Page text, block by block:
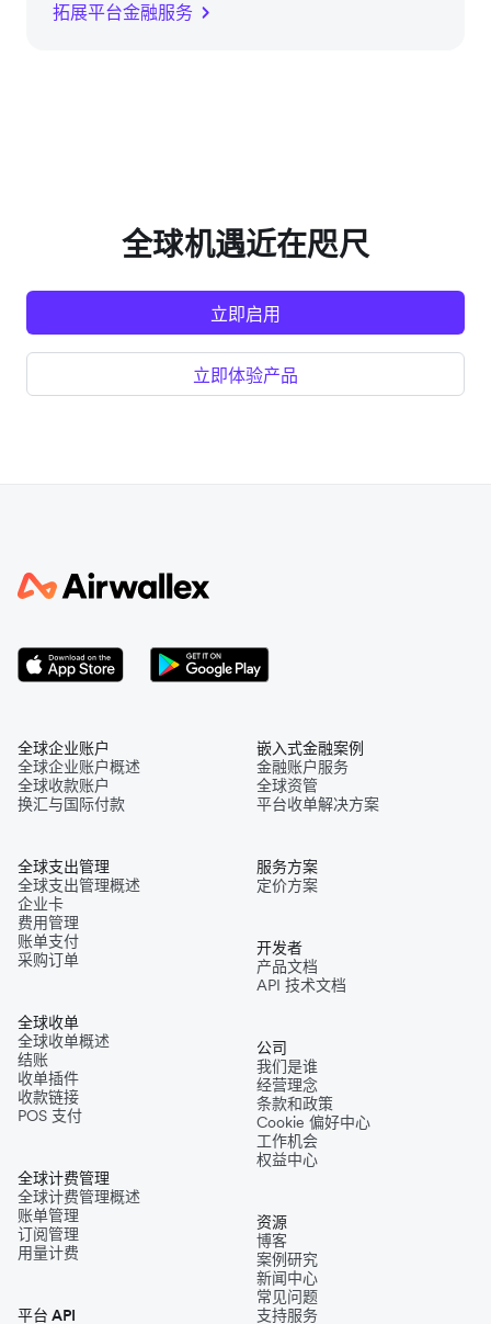
拓展平台金融服务
全球机遇近在咫尺
立即启用
立即体验产品
全球企业账户
全球企业账户概述
全球收款账户
换汇与国际付款
全球支出管理
全球支出管理概述
企业卡
费用管理
账单支付
采购订单
全球收单
全球收单概述
结账
收单插件
收款链接
POS 支付
全球计费管理
全球计费管理概述
账单管理
订阅管理
用量计费
平台 API
嵌入式金融案例
金融账户服务
全球资管
平台收单解决方案
服务方案
定价方案
开发者
产品文档
API 技术文档
公司
我们是谁
经营理念
条款和政策
Cookie 偏好中心
工作机会
权益中心
资源
博客
案例研究
新闻中心
常见问题
支持服务